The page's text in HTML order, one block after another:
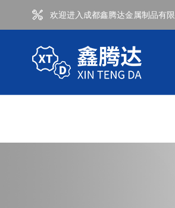
欢迎进入成都鑫腾达金属制品有
公司新闻